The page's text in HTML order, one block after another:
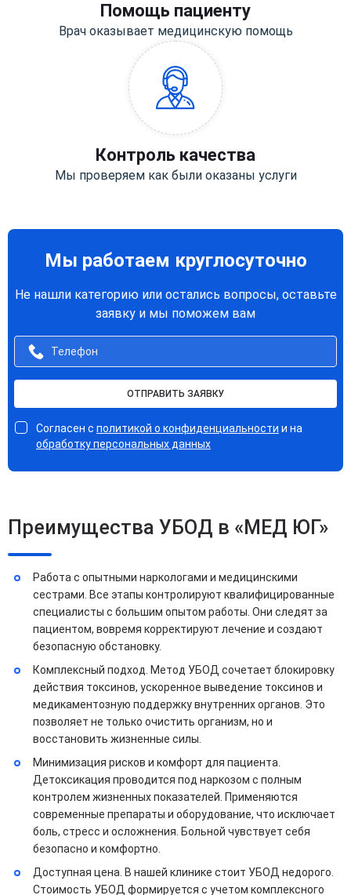
Помощь пациенту
Врач оказывает медицинскую помощь
Контроль качества
Мы проверяем как были оказаны услуги
Мы работаем круглосуточно
Не нашли категорию или остались вопросы, оставьте
заявку и мы поможем вам
ОТПРАВИТЬ ЗАЯВКУ
Согласен с политикой о конфиденциальности и на
обработку персональных данных
Преимущества УБОД в «МЕД ЮГ»
Работа с опытными наркологами и медицинскими
сестрами. Все этапы контролируют квалифицированные
специалисты с большим опытом работы. Они следят за
пациентом, вовремя корректируют лечение и создают
безопасную обстановку.
Комплексный подход. Метод УБОД сочетает блокировку
действия токсинов, ускоренное выведение токсинов и
медикаментозную поддержку внутренних органов. Это
позволяет не только очистить организм, но и
восстановить жизненные силы.
Минимизация рисков и комфорт для пациента.
Детоксикация проводится под наркозом с полным
контролем жизненных показателей. Применяются
современные препараты и оборудование, что исключает
боль, стресс и осложнения. Больной чувствует себя
безопасно и комфортно.
Доступная цена. В нашей клинике стоит УБОД недорого.
Стоимость УБОД формируется с учетом комплексного